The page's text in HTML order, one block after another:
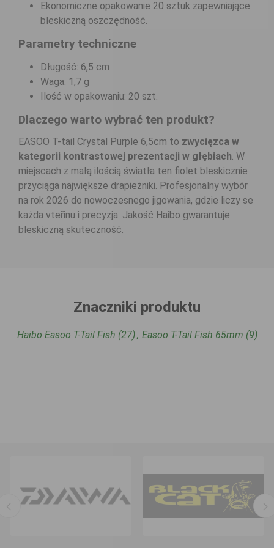
Ekonomiczne opakowanie 20 sztuk zapewniające
bleskiczną oszczędność.
Parametry techniczne
Długość: 6,5 cm
Waga: 1,7 g
Ilość w opakowaniu: 20 szt.
Dlaczego warto wybrać ten produkt?
EASOO T-tail Crystal Purple 6,5cm to zwycięzca w
kategorii kontrastowej prezentacji w głębiach. W
miejscach z małą ilością światła ten fiolet bleskicznie
przyciąga największe drapieżniki. Profesjonalny wybór
na rok 2026 do nowoczesnego jigowania, gdzie liczy se
każda vteřinu i precyzja. Jakość Haibo gwarantuje
bleskiczną skuteczność.
Znaczniki produktu
Haibo Easoo T-Tail Fish (27), Easoo T-Tail Fish 65mm (9)